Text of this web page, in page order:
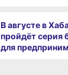
В августе в
пройдёт серия
для